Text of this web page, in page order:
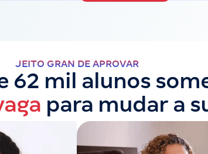
JEITO GRAN DE APROVAR
62 mil alunos
para mudar a